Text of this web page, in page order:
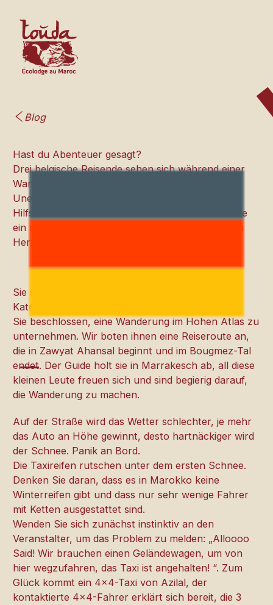
Blog
Hast du Abenteuer gesagt?
Drei belgische Reisende sehen sich während einer
Wanderung im Hohen Atlas mit Schnee und
Unerwartetem konfrontiert. Dank Toudas
Hilfsbereitschaft und Gastfreundschaft erleben sie
ein menschliches und unvergessliches Erlebnis im
Herzen des Bougmez-Tals.
Sie sind Belgier, es gibt drei von ihnen, sie heißen
Katrien, Veerle und Lisbeth.
Sie beschlossen, eine Wanderung im Hohen Atlas zu
unternehmen. Wir boten ihnen eine Reiseroute an,
die in Zawyat Ahansal beginnt und im Bougmez-Tal
endet. Der Guide holt sie in Marrakesch ab, all diese
kleinen Leute freuen sich und sind begierig darauf,
die Wanderung zu machen.
Auf der Straße wird das Wetter schlechter, je mehr
das Auto an Höhe gewinnt, desto hartnäckiger wird
der Schnee. Panik an Bord.
Die Taxireifen rutschen unter dem ersten Schnee.
Denken Sie daran, dass es in Marokko keine
Winterreifen gibt und dass nur sehr wenige Fahrer
mit Ketten ausgestattet sind.
Wenden Sie sich zunächst instinktiv an den
Veranstalter, um das Problem zu melden: „Alloooo
Said! Wir brauchen einen Geländewagen, um von
hier wegzufahren, das Taxi ist angehalten! “. Zum
Glück kommt ein 4×4-Taxi von Azilal, der
kontaktierte 4×4-Fahrer erklärt sich bereit, die 3